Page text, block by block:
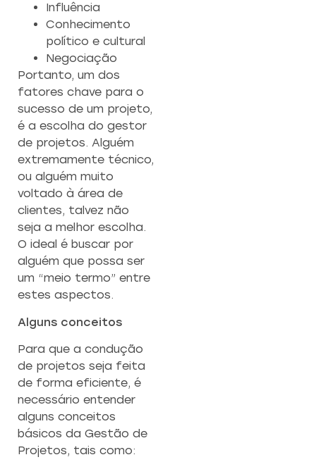
Influência
Conhecimento
político e cultural
Negociação
Portanto, um dos
fatores chave para o
sucesso de um projeto,
é a escolha do gestor
de projetos. Alguém
extremamente técnico,
ou alguém muito
voltado à área de
clientes, talvez não
seja a melhor escolha.
O ideal é buscar por
alguém que possa ser
um “meio termo” entre
estes aspectos.
Alguns conceitos
Para que a condução
de projetos seja feita
de forma eficiente, é
necessário entender
alguns conceitos
básicos da Gestão de
Projetos, tais como: